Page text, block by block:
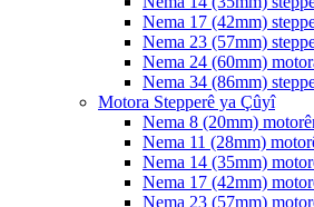
Nema 17 (42mm)
Nema 23 (57mm)
Nema 24 (60mm)
Nema 34 (86mm)
Motora Stepperê ya Çûyî
Nema 8 (20mm)
Nema 11 (28mm)
Nema 14 (35mm)
Nema 17 (42mm)
Nema 23 (57mm)